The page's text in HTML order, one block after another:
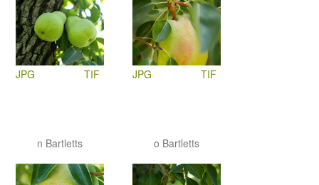
JPG TIF JPG TIF
n Bartletts o Bartletts